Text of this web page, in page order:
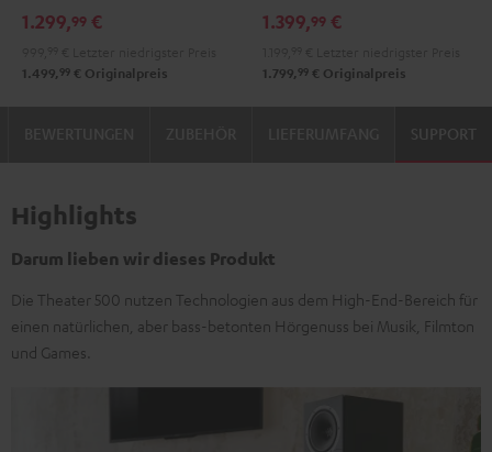
1.299,99 €
1.499, 99 € Originalpreis
900H
1.399,99 €
1.799, 99 € Originalpreis
SUPPORT
Highlights
Darum lieben wir dieses Produkt
Die Theater 500 nutzen Technologien aus dem High-End-Bereich für
einen natürlichen, aber bass-betonten Hörgenuss bei Musik, Filmton
und Games.